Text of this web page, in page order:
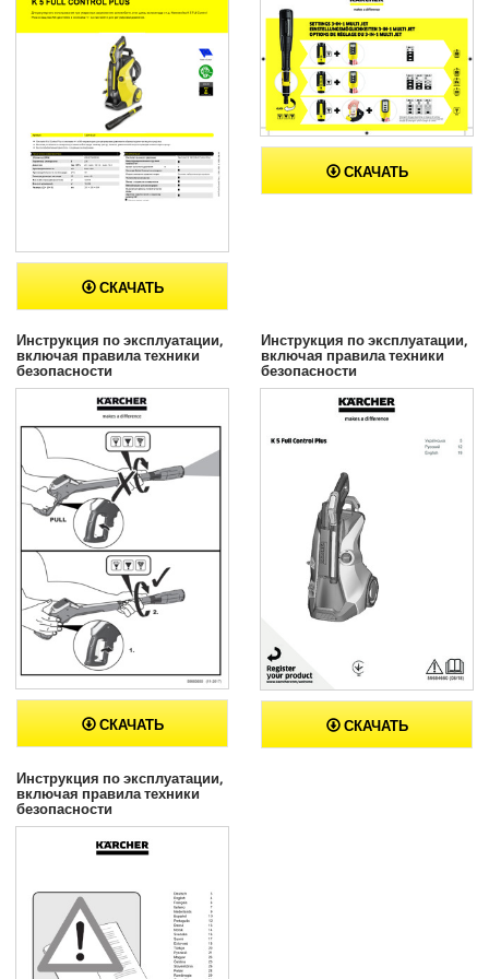
СКАЧАТЬ
СКАЧАТЬ
Инструкция по эксплуатации,
включая правила техники
безопасности
СКАЧАТЬ
Инструкция по эксплуатации,
включая правила техники
безопасности
СКАЧАТЬ
Инструкция по эксплуатации,
включая правила техники
безопасности